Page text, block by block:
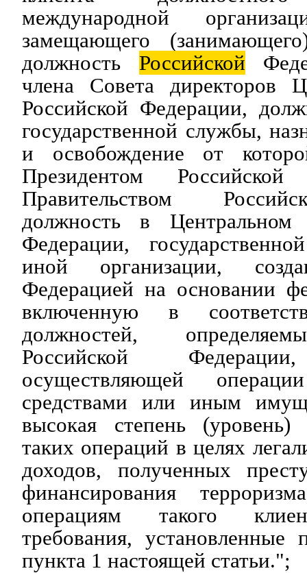
международной
замещающего
должность Российской
члена Совета директоров
Российской Федерации,
государственной службы,
и освобождение от
Президентом
Правительством
должность в Центральном
Федерации,
иной организации,
Федерацией на основании
включенную в
должностей,
Российской
осуществляющей
средствами или иным
высокая степень (уровень)
таких операций в целях
доходов, полученных
финансирования
операциям такого
требования,
пункта 1 настоящей статьи.";